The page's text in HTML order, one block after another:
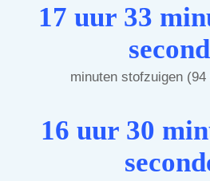
17 uur 33
minuten stofzuigen
16 uur 30